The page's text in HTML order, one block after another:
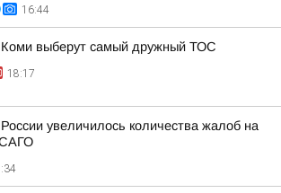
16:44
выберут самый дружный ТОС
18:17
увеличилось количества жалоб на